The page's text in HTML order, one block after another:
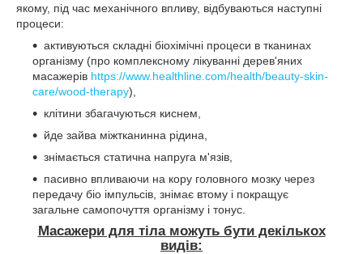
якому, під час механічного впливу, відбуваються наступні
процеси:
активуються складні біохімічні процеси в тканинах
організму (про комплексному лікуванні дерев'яних
масажерів https://www.healthline.com/health/beauty-skin-
care/wood-therapy),
клітини збагачуються киснем,
йде зайва міжтканинна рідина,
знімається статична напруга м'язів,
пасивно впливаючи на кору головного мозку через
передачу біо імпульсів, знімає втому і покращує
загальне самопочуття організму і тонус.
Масажери для тіла можуть бути декількох
видів: